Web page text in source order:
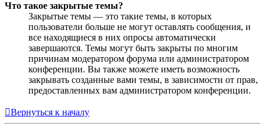
Что такое закрытые темы?
Закрытые темы — это такие темы, в которых
пользователи больше не могут оставлять сообщения, и
все находящиеся в них опросы автоматически
завершаются. Темы могут быть закрыты по многим
причинам модератором форума или администратором
конференции. Вы также можете иметь возможность
закрывать созданные вами темы, в зависимости от прав,
предоставленных вам администратором конференции.
Вернуться к началу